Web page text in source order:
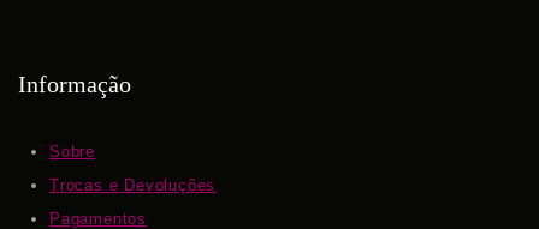
Informação
Sobre
Trocas e Devoluções
Pagamentos